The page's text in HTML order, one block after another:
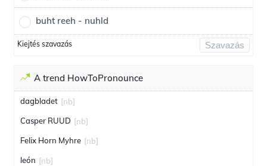
buht reeh - nuhld
Kiejtés szavazás Szavazás
A trend HowToPronounce
dagbladet [nb]
Casper RUUD [nb]
Felix Horn Myhre [nb]
león [nb]